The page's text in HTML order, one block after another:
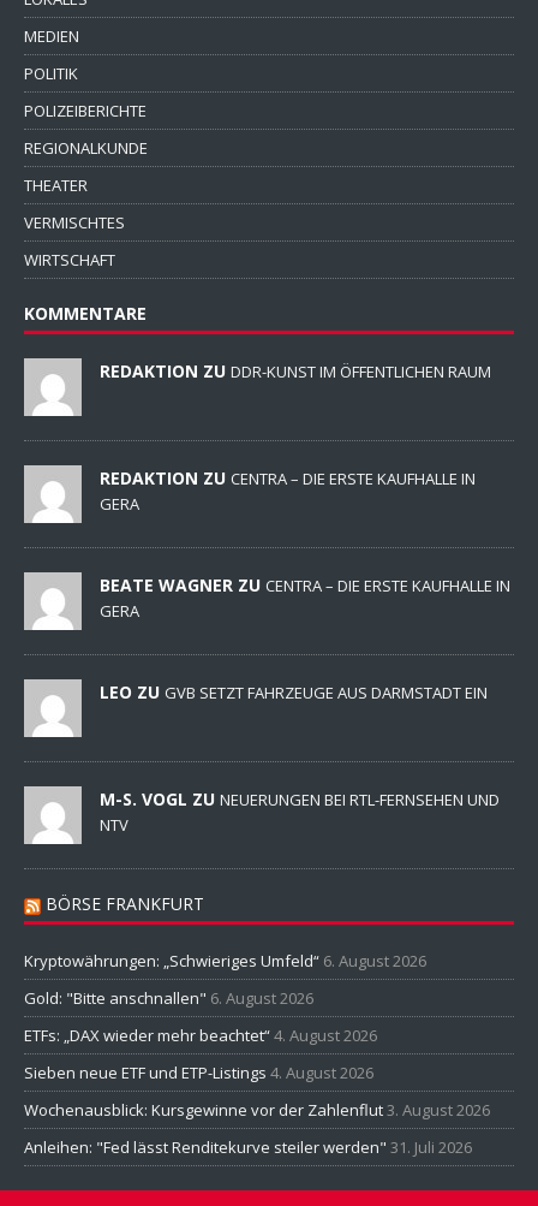
MEDIEN
POLITIK
POLIZEIBERICHTE
REGIONALKUNDE
THEATER
VERMISCHTES
WIRTSCHAFT
KOMMENTARE
REDAKTION ZU DDR-KUNST IM ÖFFENTLICHEN RAUM
REDAKTION ZU CENTRA – DIE ERSTE KAUFHALLE IN
GERA
BEATE WAGNER ZU CENTRA – DIE ERSTE KAUFHALLE IN
GERA
LEO ZU GVB SETZT FAHRZEUGE AUS DARMSTADT EIN
M-S. VOGL ZU NEUERUNGEN BEI RTL-FERNSEHEN UND
NTV
BÖRSE FRANKFURT
Kryptowährungen: „Schwieriges Umfeld“ 6. August 2026
Gold: "Bitte anschnallen" 6. August 2026
ETFs: „DAX wieder mehr beachtet“4. August 2026
Sieben neue ETF und ETP-Listings 4. August 2026
Wochenausblick: Kursgewinne vor der Zahlenflut3. August 2026
Anleihen: "Fed lässt Renditekurve steiler werden" 31. Juli 2026